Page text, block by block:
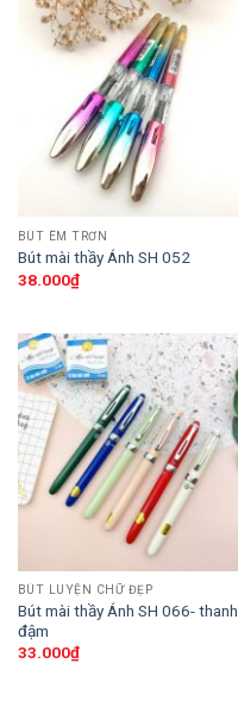
BÚT ÊM TRƠN
Bút mài thầy Ánh SH 052
38.000₫
BÚT LUYỆN CHỮ ĐẸP
Bút mài thầy Ánh SH 066- thanh
đậm
33.000₫